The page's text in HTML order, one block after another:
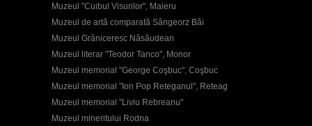
Muzeul "Cuibul Visurilor", Maieru
Muzeul de artă comparată Sângeorz Băi
Muzeul Grăniceresc Năsăudean
Muzeul literar "Teodor Tanco", Monor
Muzeul memorial "George Coşbuc", Coşbuc
Muzeul memorial "Ion Pop Reteganul", Reteag
Muzeul memorial "Liviu Rebreanu"
Muzeul mineritului Rodna